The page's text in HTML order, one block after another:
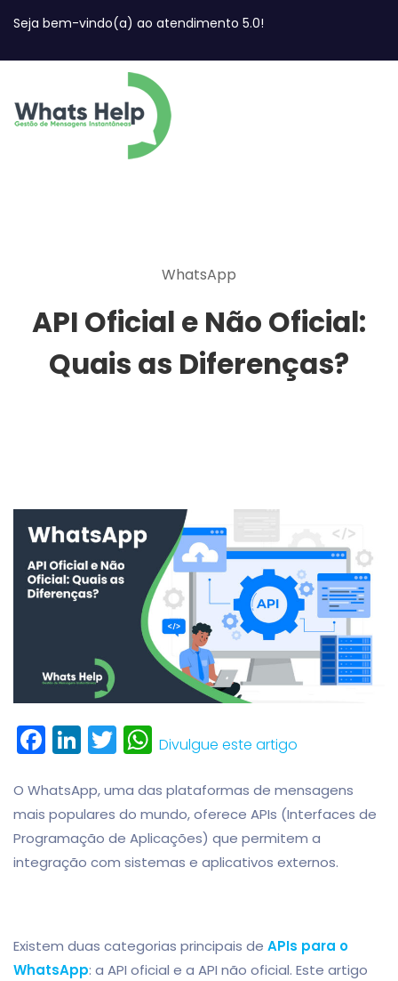
Seja bem-vindo(a) ao atendimento 5.0!
WhatsApp
API Oficial e Não Oficial:
Quais as Diferenças?
FacebookLinkedInTwitterWhatsApp
Divulgue este artigo
O WhatsApp, uma das plataformas de mensagens
mais populares do mundo, oferece APIs (Interfaces de
Programação de Aplicações) que permitem a
integração com sistemas e aplicativos externos.
Existem duas categorias principais de APIs para o
WhatsApp: a API oficial e a API não oficial. Este artigo